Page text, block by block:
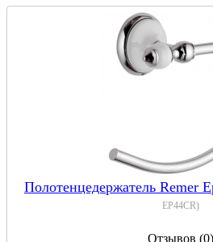
Полотенцедержатель Remer
EP44CR)
Отзывов (0)